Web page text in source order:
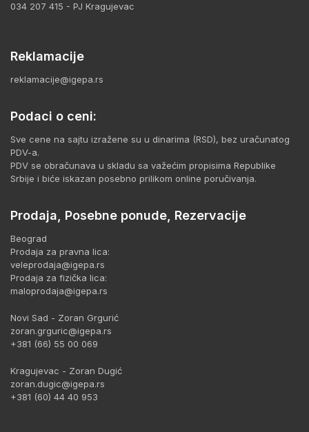
034 207 415 - PJ Kragujevac
Reklamacije
reklamacije@igepa.rs
Podaci o ceni:
Sve cene na sajtu izražene su u dinarima (RSD), bez uračunatog
PDV-a.
PDV se obračunava u skladu sa važećim propisima Republike
Srbije i biće iskazan posebno prilikom online poručivanja.
Prodaja, Posebne ponude, Rezervacije
Beograd
Prodaja za pravna lica:
veleprodaja@igepa.rs
Prodaja za fizička lica:
maloprodaja@igepa.rs
Novi Sad - Zoran Grgurić
zoran.grguric@igepa.rs
+381 (66) 55 00 069
Kragujevac - Zoran Dugić
zoran.dugic@igepa.rs
+381 (60) 44 40 953